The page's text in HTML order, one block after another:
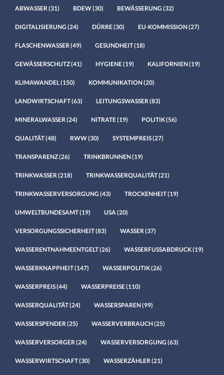
ABWASSER (31) BDEW(30) BEWÄSSERUNG (32)
DIGITALISIERUNG (24) DÜRRE(30) EU-KOMMISSION(27)
FLASCHENWASSER (49) GESUNDHEIT(18)
GEWÄSSERSCHUTZ(41) HYGIENE(19) KALIFORNIEN(19)
KLIMAWANDEL(150) KOMMUNIKATION(20)
LANDWIRTSCHAFT(63) LEITUNGSWASSER (83)
MINERALWASSER (24) NITRATE(19) POLITIK(56)
QUALITÄT(48) RWW(30) SYSTEMPREIS(27)
TRANSPARENZ(26) TRINKBRUNNEN(19)
TRINKWASSER (218) TRINKWASSERQUALITÄT(21)
TRINKWASSERVERSORGUNG (43) TROCKENHEIT(19)
UMWELTBUNDESAMT(19) USA (20)
VERSORGUNGSSICHERHEIT(83) WASSER (37)
WASSERENTNAHMEENTGELT(26) WASSERFUSSABDRUCK(19)
WASSERKNAPPHEIT(147) WASSERPOLITIK(26)
WASSERPREIS(44) WASSERPREISE(110)
WASSERQUALITÄT(24) WASSERSPAREN(99)
WASSERSPENDER (25) WASSERVERBRAUCH(25)
WASSERVERSORGER (24) WASSERVERSORGUNG (63)
WASSERWIRTSCHAFT(30) WASSERZÄHLER (21)